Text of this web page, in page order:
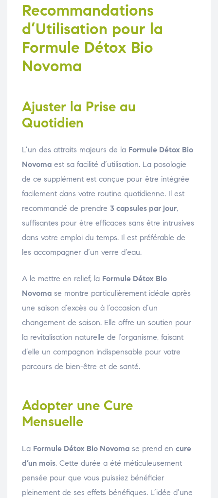
Recommandations
d’Utilisation pour la
Formule Détox Bio
Novoma
Ajuster la Prise au
Quotidien
L’un des attraits majeurs de la Formule Détox Bio
Novoma est sa facilité d’utilisation. La posologie
de ce supplément est conçue pour être intégrée
facilement dans votre routine quotidienne. Il est
recommandé de prendre 3 capsules par jour,
suffisantes pour être efficaces sans être intrusives
dans votre emploi du temps. Il est préférable de
les accompagner d’un verre d’eau.
A le mettre en relief, la Formule Détox Bio
Novoma se montre particulièrement idéale après
une saison d’excès ou à l’occasion d’un
changement de saison. Elle offre un soutien pour
la revitalisation naturelle de l’organisme, faisant
d’elle un compagnon indispensable pour votre
parcours de bien-être et de santé.
Adopter une Cure
Mensuelle
La Formule Détox Bio Novoma se prend en cure
d’un mois. Cette durée a été méticuleusement
pensée pour que vous puissiez bénéficier
pleinement de ses effets bénéfiques. L’idée d’une